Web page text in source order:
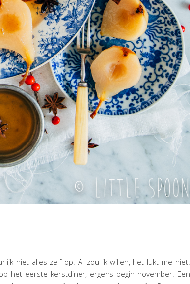
niet alles zelf op. Al zou ik willen, het lukt me niet.
het eerste kerstdiner, ergens begin november. Een